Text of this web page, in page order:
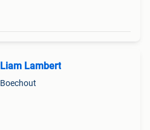
Liam Lambert
Boechout